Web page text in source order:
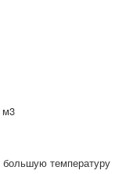
м3
температуру